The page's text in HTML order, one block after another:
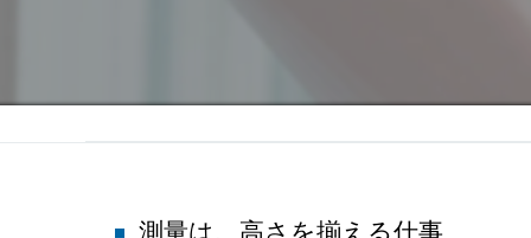
測量は、高さを揃える仕事